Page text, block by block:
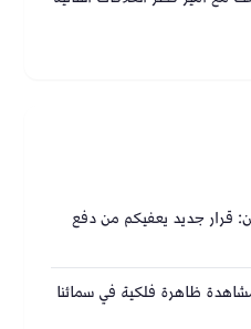
قرار جديد يعفيكم من دفع
ظاهرة فلكية في سمائنا